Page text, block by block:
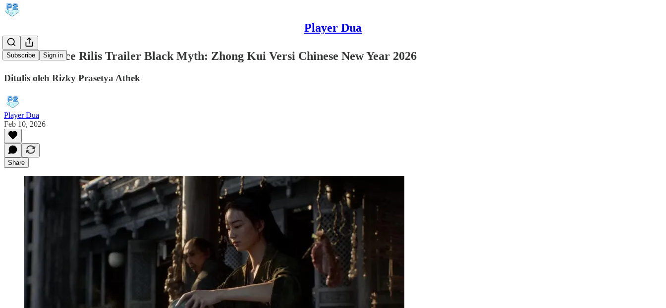
Player Dua
Subscribe Sign in
Game Science Rilis Trailer Black Myth: Zhong Kui Versi Chinese New Year 2026
Ditulis oleh Rizky Prasetya Athek
Player Dua
Feb 10, 2026
Share